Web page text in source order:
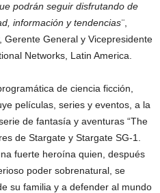
podrán seguir disfrutando de
información y tendencias¨
Gerente General y Vicepresidente
Networks, Latin America.
de ciencia ficción,
películas, series y eventos, a la
de fantasía y aventuras “The
de Stargate y Stargate SG-1.
fuerte heroína quien, después
poder sobrenatural, se
su familia y a defender al mundo